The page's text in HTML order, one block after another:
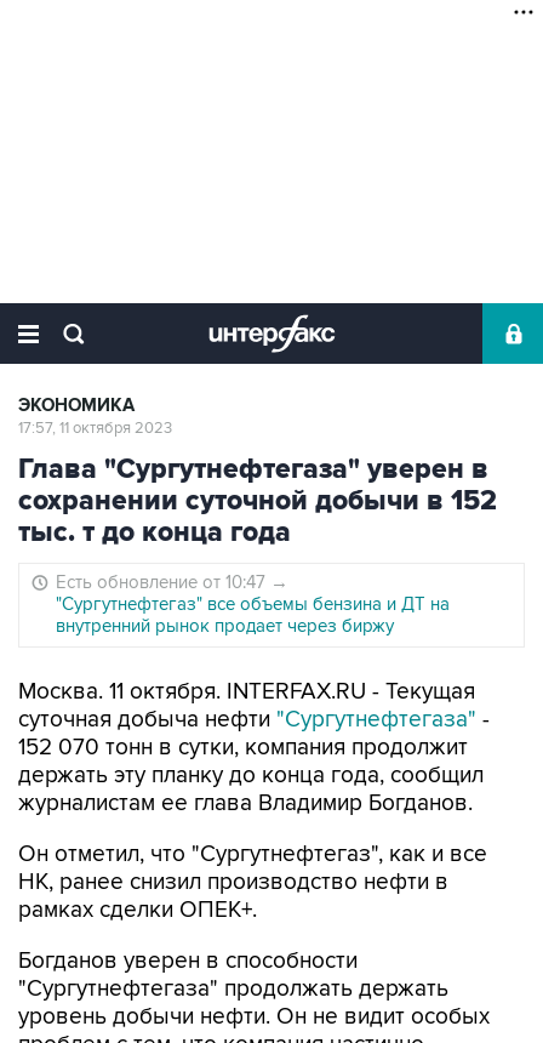
ЭКОНОМИКА
17:57, 11 октября 2023
Глава "Сургутнефтегаза" уверен в
сохранении суточной добычи в 152
тыс. т до конца года
Есть обновление от 10:47 →
"Сургутнефтегаз" все объемы бензина и ДТ на
внутренний рынок продает через биржу
Москва. 11 октября. INTERFAX.RU - Текущая
суточная добыча нефти "Сургутнефтегаза" -
152 070 тонн в сутки, компания продолжит
держать эту планку до конца года, сообщил
журналистам ее глава Владимир Богданов.
Он отметил, что "Сургутнефтегаз", как и все
НК, ранее снизил производство нефти в
рамках сделки ОПЕК+.
Богданов уверен в способности
"Сургутнефтегаза" продолжать держать
уровень добычи нефти. Он не видит особых